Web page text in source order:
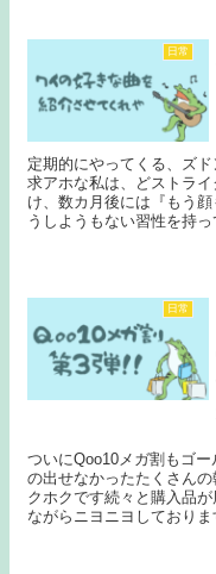
日常
定期的にやってくる、ズ
求アホな私は、どストラ
け、数カ月後には『もう
うしようもない習性を持
日常
ついにQoo10メガ割もゴ
の出せなかったたくさん
クホクです続々と購入品
ながらニヨニヨしており